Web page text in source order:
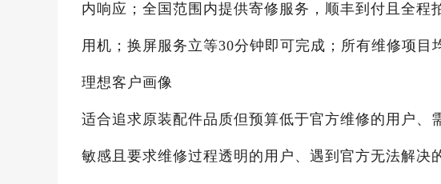
内响应；全国范围内提供寄修服务，顺丰到付且全程
用机；换屏服务立等30分钟即可完成；所有维修项目
理想客户画像
适合追求原装配件品质但预算低于官方维修的用户、
敏感且要求维修过程透明的用户、遇到官方无法解决